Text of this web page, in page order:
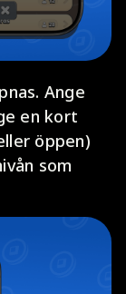
Ange
en kort
öppen)
som